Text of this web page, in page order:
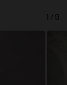
1 / 9